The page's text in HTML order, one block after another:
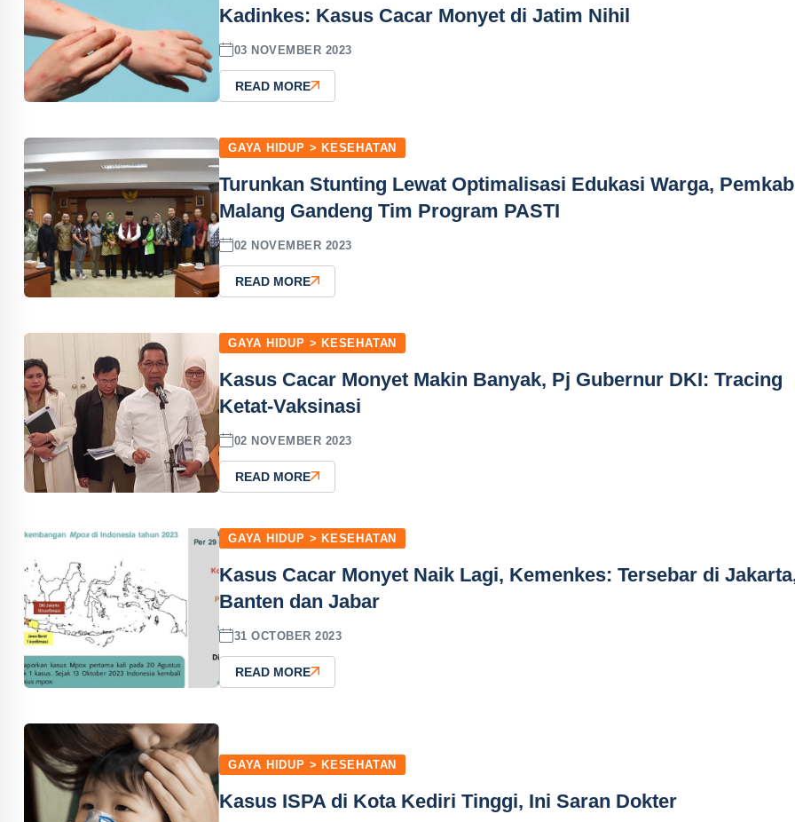
Kadinkes: Kasus Cacar Monyet di Jatim Nihil
03 NOVEMBER 2023
READ MORE
GAYA HIDUP > KESEHATAN
Turunkan Stunting Lewat Optimalisasi Edukasi Warga, Pemkab
Malang Gandeng Tim Program PASTI
02 NOVEMBER 2023
READ MORE
GAYA HIDUP > KESEHATAN
Kasus Cacar Monyet Makin Banyak, Pj Gubernur DKI: Tracing
Ketat-Vaksinasi
02 NOVEMBER 2023
READ MORE
GAYA HIDUP > KESEHATAN
Kasus Cacar Monyet Naik Lagi, Kemenkes: Tersebar di
Banten dan Jabar
31 OCTOBER 2023
READ MORE
GAYA HIDUP > KESEHATAN
Kasus ISPA di Kota Kediri Tinggi, Ini Saran Dokter